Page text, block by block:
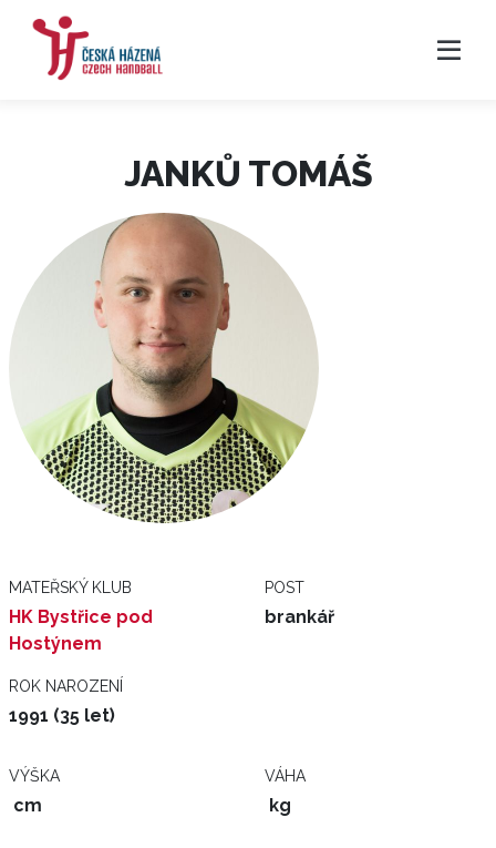
JANKŮ TOMÁŠ
MATEŘSKÝ KLUB
HK Bystřice pod
Hostýnem
POST
brankář
ROK NAROZENÍ
1991 (35 let)
VÝŠKA
cm
VÁHA
kg